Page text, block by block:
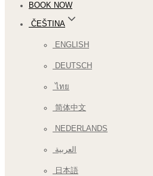
BOOK NOW
ČEŠTINA
ENGLISH
DEUTSCH
ไทย
简体中文
NEDERLANDS
العربية
日本語